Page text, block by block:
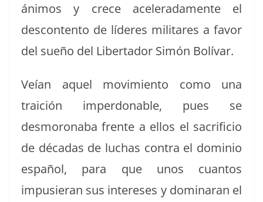
áni­mos y crece acel­er­ada­mente el
descon­tento de líderes mil­itares a favor
del sueño del Lib­er­ta­dor Simón Bolívar.
Veían aquel movimien­to como una
traición imper­don­able, pues se
desmoron­a­ba frente a ellos el sac­ri­fi­cio
de décadas de luchas con­tra el dominio
español, para que unos cuan­tos
impusier­an sus intere­ses y dom­i­naran el